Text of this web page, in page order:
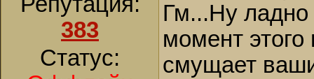
383
Статус:
Гм...Ну ладно
момент
смущает